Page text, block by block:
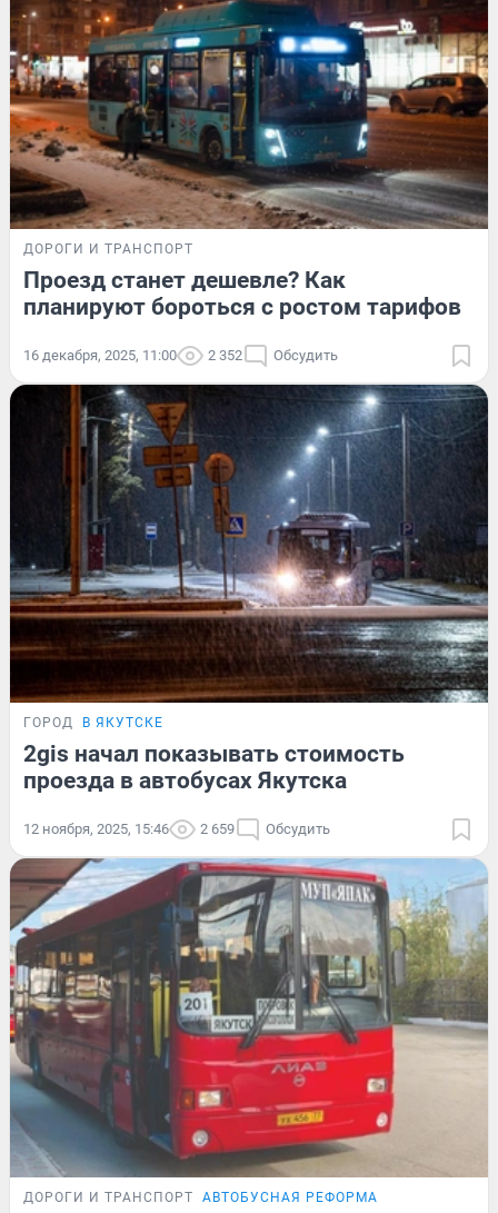
ДОРОГИ И ТРАНСПОРТ
Проезд станет дешевле? Как
планируют бороться с ростом тарифов
16 декабря, 2025, 11:00 2 352 Обсудить
ГОРОД В ЯКУТСКЕ
2gis начал показывать стоимость
проезда в автобусах Якутска
12 ноября, 2025, 15:46 2 659 Обсудить
ДОРОГИ И ТРАНСПОРТ АВТОБУСНАЯ РЕФОРМА